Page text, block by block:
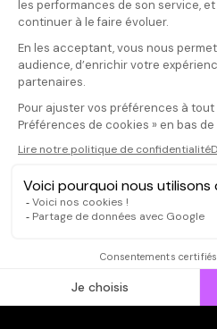
Donnez votre avis
Votre note
Votre commentaire
Il faut vous connecter pour
publier un avis
CONNEXION
Qui sommes-nous ?